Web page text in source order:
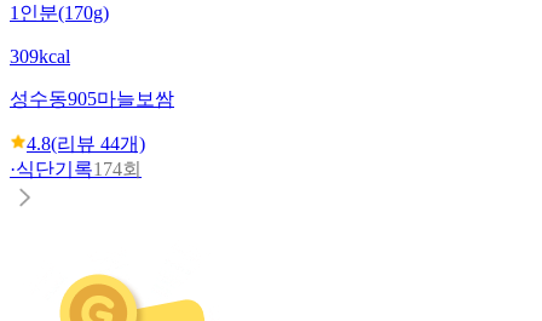
1인분(170g)
309kcal
성수동905마늘보쌈
4.8(리뷰 44개)
·식단기록174회